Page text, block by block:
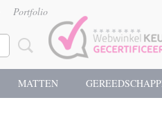
Portfolio
MATTEN